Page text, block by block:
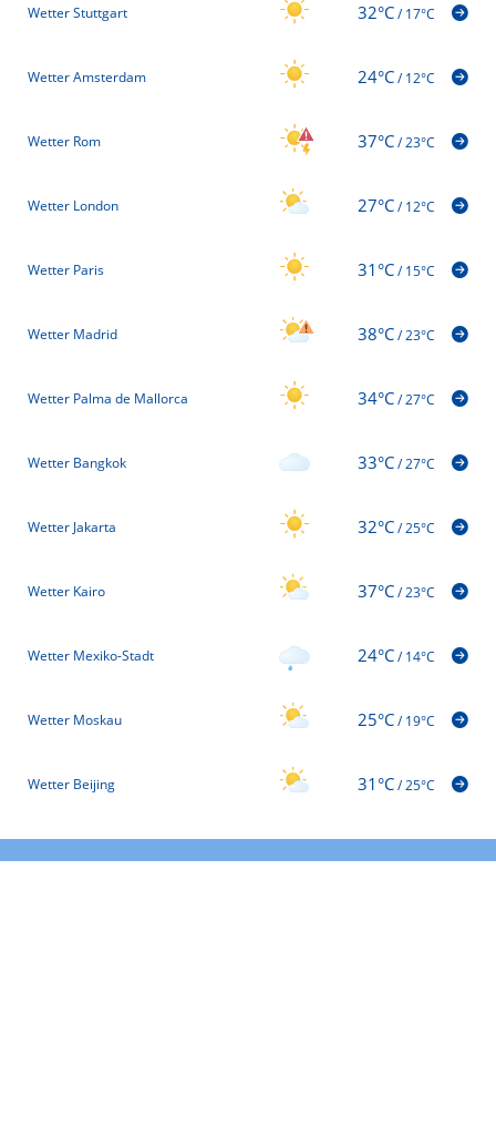
Wetter Stuttgart 32°C/17°C
Wetter Amsterdam 24°C/12°C
Wetter Rom 37°C/23°C
Wetter London 27°C/12°C
Wetter Paris 31°C/15°C
Wetter Madrid 38°C/23°C
Wetter Palma de Mallorca 34°C/27°C
Wetter Bangkok 33°C/27°C
Wetter Jakarta 32°C/25°C
Wetter Kairo 37°C/23°C
Wetter Mexiko-Stadt 24°C/14°C
Wetter Moskau 25°C/19°C
Wetter Beijing 31°C/25°C